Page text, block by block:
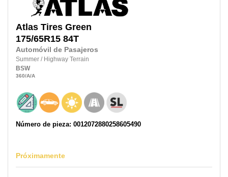
Atlas Tires Green
175/65R15 84T
Automóvil de Pasajeros
Summer / Highway Terrain
BSW
360/A/A
Número de pieza: 0012072880258605490
Próximamente